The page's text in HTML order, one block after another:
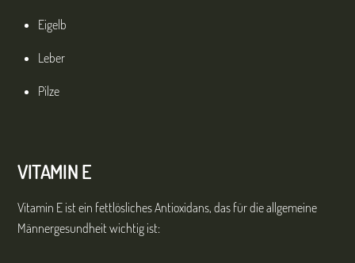
Eigelb
Leber
Pilze
VITAMIN E
Vitamin E ist ein fettlösliches Antioxidans, das für die allgemeine
Männergesundheit wichtig ist: